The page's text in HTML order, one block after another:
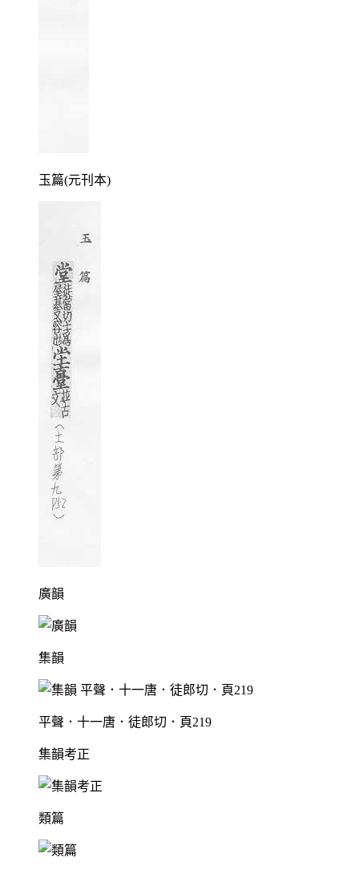
玉篇(元刊本)
廣韻
集韻
平聲．十一唐．徒郎切．頁219
集韻考正
類篇